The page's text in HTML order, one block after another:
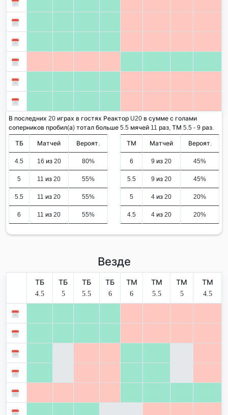
В последних 20 играх в гостях Реактор U20 в сумме с голами
соперников пробил(а) тотал больше 5.5 мячей 11 раз, ТМ 5.5 - 9 раз.
ТБ Матчей Вероят.
4.5 16 из 20 80%
5 11 из 20 55%
5.5 11 из 20 55%
6 11 из 20 55%
ТМ Матчей Вероят.
6 9 из 20 45%
5.5 9 из 20 45%
5 4 из 20 20%
4.5 4 из 20 20%
Везде
ТБ
4.5
ТБ
5
ТБ
5.5
ТБ
6
ТМ
6
ТМ
5.5
ТМ
5
ТМ
4.5